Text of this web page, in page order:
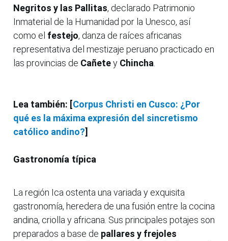
Negritos y las Pallitas, declarado Patrimonio
Inmaterial de la Humanidad por la Unesco, así
como el festejo, danza de raíces africanas
representativa del mestizaje peruano practicado en
las provincias de Cañetey Chincha
Lea también: [Corpus Christi en Cusco: ¿Por
qué es la máxima expresión del sincretismo
católico andino?]
Gastronomía típica
La región Ica ostenta una variada y exquisita
gastronomía, heredera de una fusión entre la cocina
andina, criolla y africana. Sus principales potajes son
preparados a base de pallares y frejoles